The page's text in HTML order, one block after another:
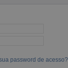
password de acesso?